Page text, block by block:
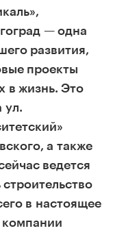
— одна
развития,
проекты
в жизнь. Это
ул.
а также
ведется
в настоящее
компании